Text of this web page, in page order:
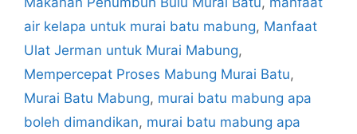
air kelapa untuk murai batu mabung, Manfaat
Ulat Jerman untuk Murai Mabung,
Mempercepat Proses Mabung Murai Batu,
Murai Batu Mabung, murai batu mabung apa
boleh dimandikan, murai batu mabung apa